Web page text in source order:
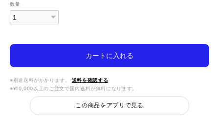
数量
カートに入れる
※別途送料がかかります。
送料を確認する
※¥10,000以上のご注文で国内送料が無料になります。
この商品をアプリで見る